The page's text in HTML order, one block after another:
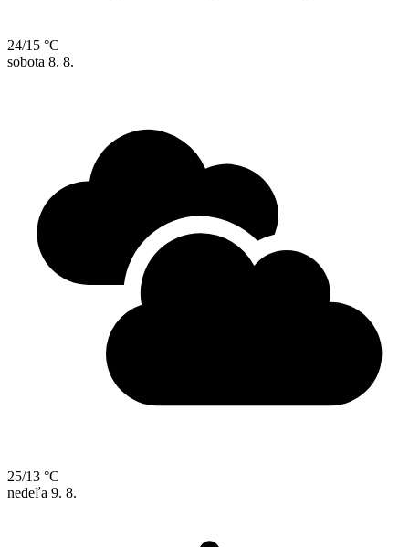
24/15 °C
sobota 8. 8.
25/13 °C
nedeľa 9. 8.